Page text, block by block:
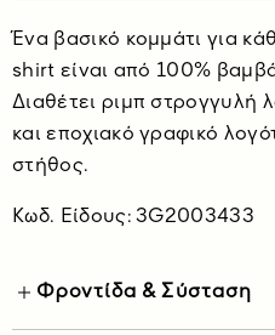
Ένα βασικό κομμάτι για
shirt είναι από 100%
Διαθέτει ριμπ στρογγυλή
και εποχιακό γραφικό
στήθος.
Κωδ. Είδους: 3G2003433
Φροντίδα & Σύσταση